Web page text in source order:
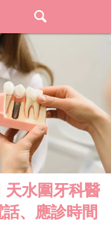
天水圍牙科醫
、應診時間